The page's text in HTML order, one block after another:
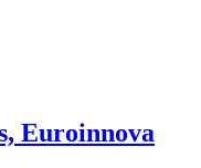
Euroinnova